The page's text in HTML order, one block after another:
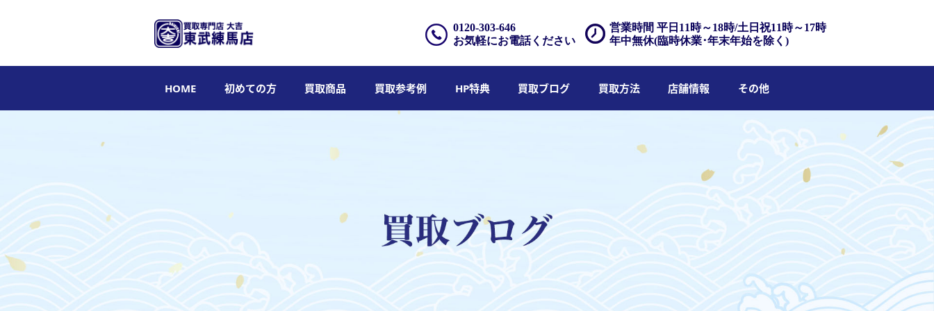
営業時間 平日11時～18時/土日祝11時～17時
年中無休(臨時休業･年末年始を除く)
0120-303-646
お気軽にお電話ください
HOME 初めての方 買取商品 買取参考例 HP特典 買取ブログ 買取方法 店舗情報 その他